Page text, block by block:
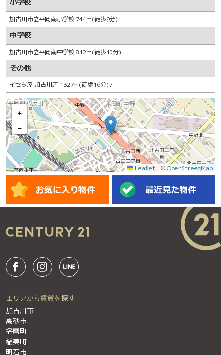
小学校
加古川市立平岡南小学校 744m(徒歩9分)
中学校
加古川市立平岡南中学校 812m(徒歩10分)
その他
イセダ屋 加古川店 1327m(徒歩16分) /
+
−
Leaflet|©OpenStreetMap
エリアから賃貸を探す
加古川市
高砂市
播磨町
稲美町
明石市